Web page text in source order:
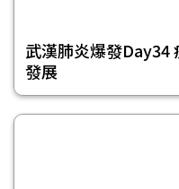
武漢肺炎爆發Day34
發展